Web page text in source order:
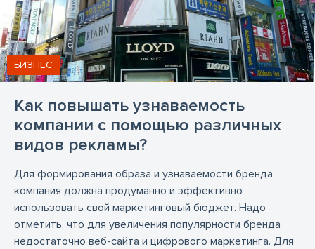
Печать рекламы
Рекламная печать
Термопресс
Детская рубашка
Дамские поло рубашки
Кружки
Печать на кружках
Наклейка
Предупредительные знаки
Металлические брошки
Идентификаторы
Значки
Металлические значки
Как повышать узнаваемость
компании с помощью различных
видов рекламы?
БИЗНЕС
Для формирования образа и узнаваемости бренда
компания должна продуманно и эффективно
использовать свой маркетинговый бюджет. Надо
отметить, что для увеличения популярности бренда
недостаточно веб-сайта и цифрового маркетинга. Для